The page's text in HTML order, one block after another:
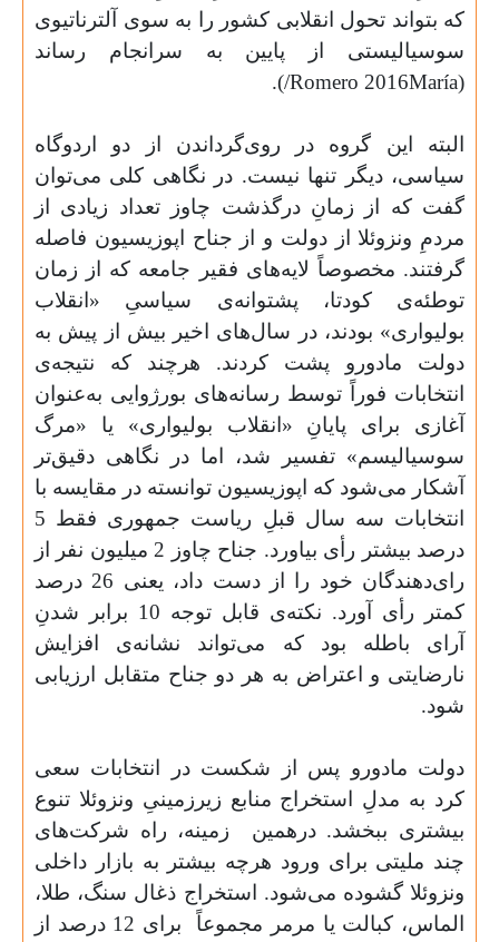
که بتواند تحول انقلابی کشور را به سوی آلترناتیوی
سوسیالیستی از پایین به سرانجام رساند
(
María
/Romero 2016
).
البته این گروه در روی‌گرداندن از دو اردوگاه
سیاسی، دیگر تنها نیست. در نگاهی کلی می‌توان
گفت که از زمانِ درگذشت چاوز تعداد زیادی از
مردمِ ونزوئلا از دولت و از جناح اپوزیسیون فاصله
گرفتند. مخصوصاً لایه‌های فقیر جامعه که از زمان
توطئه‌ی کودتا، پشتوانه‌ی سیاسیِ «انقلاب
بولیواری» بودند، در سال‌های اخیر بیش از پیش به
دولت مادورو پشت کردند. هرچند که نتیجه‌ی
انتخابات فوراً توسط رسانه‌های بورژوایی به‌عنوان
آغازی برای پایانِ «انقلاب بولیواری» یا «مرگ
سوسیالیسم» تفسیر شد، اما در نگاهی دقیق‌تر
آشکار می‌شود که اپوزیسیون توانسته در مقایسه با
انتخابات سه سال قبلِ ریاست جمهوری فقط 5
درصد بیشتر رأی بیاورد. جناح چاوز 2 میلیون نفر از
رای‌دهندگان خود را از دست داد، یعنی 26 درصد
کمتر رأی آورد. نکته‌ی قابل توجه 10 برابر شدنِ
آرای باطله ‌بود که می‌تواند نشانه‌ی افزایش
نارضایتی و اعتراض به هر دو جناح متقابل ارزیابی
شود.
دولت مادورو پس از شکست در انتخابات سعی
کرد به مدلِ استخراج منابع زیرزمینیِ ونزوئلا تنوع
بیشتری ببخشد. درهمین
زمینه، راه شرکت‌های
چند ملیتی برای ورود هرچه بیشتر به بازار داخلی
ونزوئلا گشوده می‌شود. استخراج ذغال سنگ، طلا،
الماس، کبالت یا مرمر مجموعاً
برای 12 درصد از